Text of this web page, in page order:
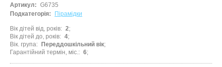
Артикул: G6735
Подкатегорія:
Пірамідки
Вік дітей від, років
2
Вік дітей до, років
4
Вік. група
Переддошкільний вік
Гарантійний термін, міс.
6